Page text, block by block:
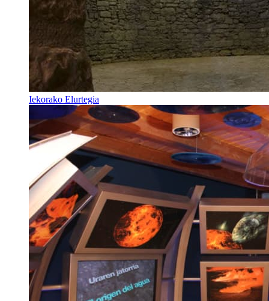
Iekorako Elurtegia